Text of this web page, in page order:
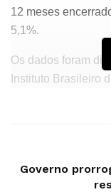
12 meses
5,1%.
Os dados foram
Instituto Brasileiro
Conta de
Governo